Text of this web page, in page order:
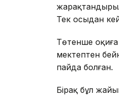
Тек осыдан
Төтенше оқиға
мектептен
пайда болған.
Бірақ бұл